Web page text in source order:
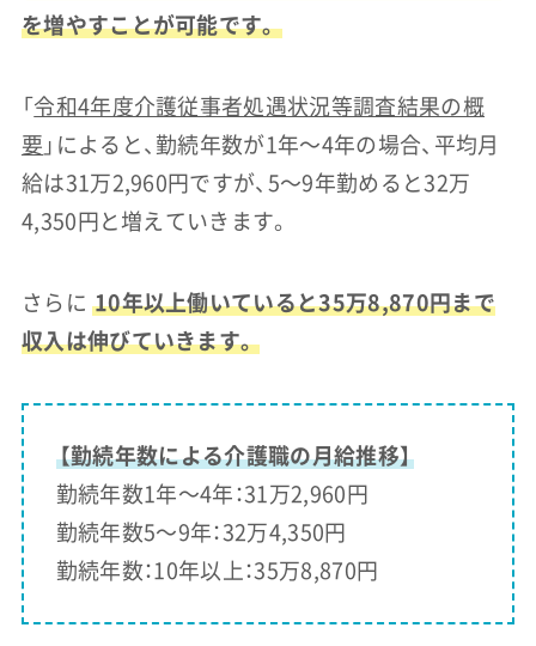
を増やすことが可能です。
「 令和4年度介護従事者処遇状況等調査結果の概
要 」によると、勤続年数が1年〜4年の場合、平均月
給は31万2,960円ですが、5〜9年勤めると32万
4,350円と増えていきます。
さらに 10年以上働いていると35万8,870円まで
収入は伸びていきます。
【勤続年数による介護職の月給推移】
勤続年数1年〜4年：31万2,960円
勤続年数5〜9年：32万4,350円
勤続年数：10年以上：35万8,870円